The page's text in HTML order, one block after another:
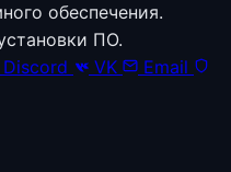
обеспечения.
ПО.
Discord VK
Email